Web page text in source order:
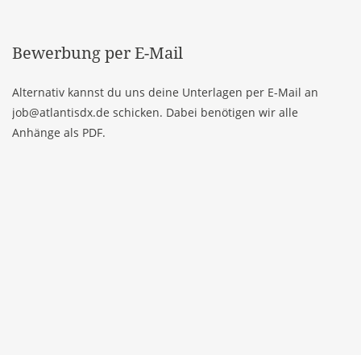
Bewerbung per E-Mail
Alternativ kannst du uns deine Unterlagen per E-Mail an
job@atlantisdx.de schicken. Dabei benötigen wir alle
Anhänge als PDF.